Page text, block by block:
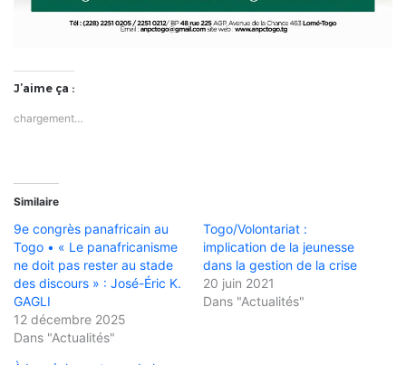
J’aime ça :
chargement…
Similaire
9e congrès panafricain au
Togo • « Le panafricanisme
ne doit pas rester au stade
des discours » : José-Éric K.
GAGLI
12 décembre 2025
Dans "Actualités"
Togo/Volontariat :
implication de la jeunesse
dans la gestion de la crise
20 juin 2021
Dans "Actualités"